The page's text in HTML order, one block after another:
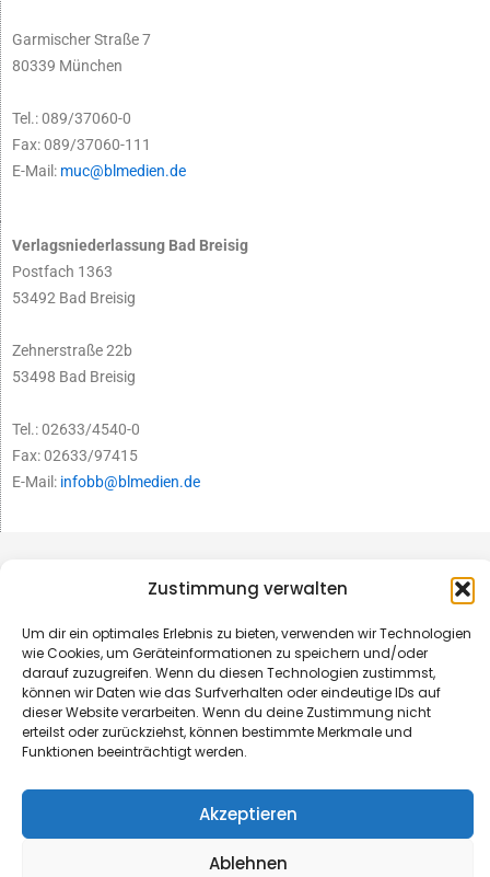
Zustimmung verwalten
Um dir ein optimales Erlebnis zu bieten, verwenden wir Technologien
wie Cookies, um Geräteinformationen zu speichern und/oder
darauf zuzugreifen. Wenn du diesen Technologien zustimmst,
können wir Daten wie das Surfverhalten oder eindeutige IDs auf
dieser Website verarbeiten. Wenn du deine Zustimmung nicht
erteilst oder zurückziehst, können bestimmte Merkmale und
Funktionen beeinträchtigt werden.
Akzeptieren
Ablehnen
Garmischer Straße 7
80339 München
Tel.: 089/37060-0
Fax: 089/37060-111
E-Mail: muc@blmedien.de
Verlagsniederlassung Bad Breisig
Postfach 1363
53492 Bad Breisig
Zehnerstraße 22b
53498 Bad Breisig
Tel.: 02633/4540-0
Fax: 02633/97415
E-Mail: infobb@blmedien.de